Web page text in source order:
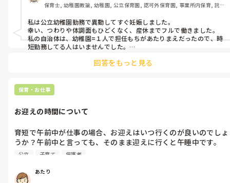
自分が逆の立場なら何も思わないので、そんなに気にしてもしょ
うがないとは思うのですが💦質問というか悩みというか…長々と
すみません🙇‍♀️
保育士, 幼稚園教諭, 幼稚園, 公立保育園, 認可外保育園, 事業所内保育, 託
私は公立幼稚園勤務で異動してすぐ妊娠しました。
幸い、つわりや体調面もひどくなく、産休までフルで働きました。
私の自治体は、幼稚園=１人で担任もちがあたりまえだったので、時
短勤務してる人はいませんでした。
周りの先生や園長先生に一度相談してみることはできる環境です
回答をもっと見る
保育・お仕事
お迎えの時間について
育短で午前中が仕事の場合、お迎えはいつ行くのが良いのでしょ
うか？午前中と言っても、そのまま迎えに行くと午睡中です。
未満児だと早く迎えに行った方がいいのかな、でも毎日途中で起
し、でも早く帰りたいかな…と。
公立 子育て 保護者
あたり